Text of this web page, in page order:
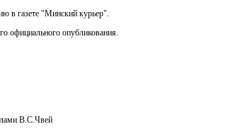
в газете "Минский курьер".
официального опубликования.
В.С.Чвей